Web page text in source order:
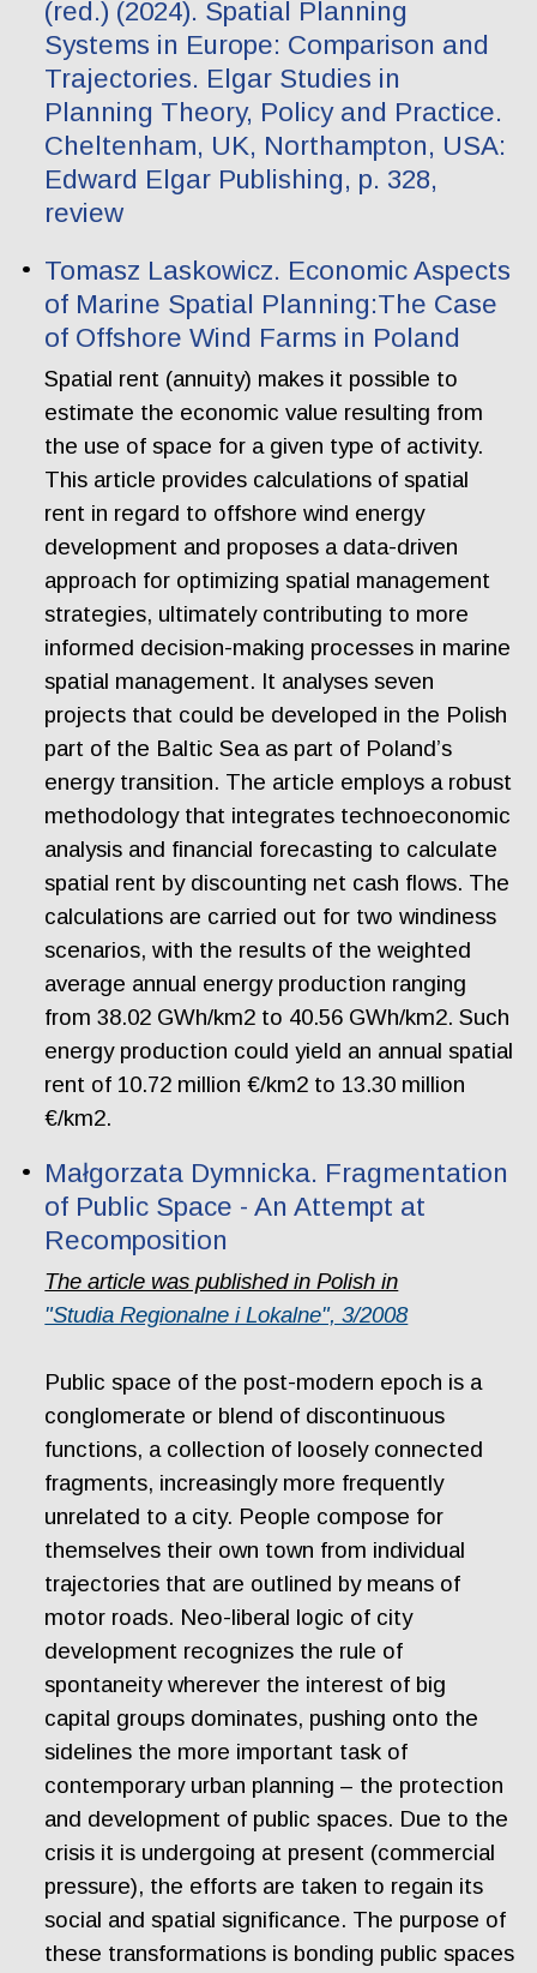
(red.) (2024). Spatial Planning
Systems in Europe: Comparison and
Trajectories. Elgar Studies in
Planning Theory, Policy and Practice.
Cheltenham, UK, Northampton, USA:
Edward Elgar Publishing, p. 328,
review
Tomasz Laskowicz. Economic Aspects
of Marine Spatial Planning:The Case
of Offshore Wind Farms in Poland
Spatial rent (annuity) makes it possible to
estimate the economic value resulting from
the use of space for a given type of activity.
This article provides calculations of spatial
rent in regard to offshore wind energy
development and proposes a data-driven
approach for optimizing spatial management
strategies, ultimately contributing to more
informed decision-making processes in marine
spatial management. It analyses seven
projects that could be developed in the Polish
part of the Baltic Sea as part of Poland’s
energy transition. The article employs a robust
methodology that integrates technoeconomic
analysis and financial forecasting to calculate
spatial rent by discounting net cash flows. The
calculations are carried out for two windiness
scenarios, with the results of the weighted
average annual energy production ranging
from 38.02 GWh/km2 to 40.56 GWh/km2. Such
energy production could yield an annual spatial
rent of 10.72 million €/km2 to 13.30 million
€/km2.
Małgorzata Dymnicka. Fragmentation
of Public Space - An Attempt at
Recomposition
The article was published in Polish in
"Studia Regionalne i Lokalne", 3/2008
Public space of the post-modern epoch is a
conglomerate or blend of discontinuous
functions, a collection of loosely connected
fragments, increasingly more frequently
unrelated to a city. People compose for
themselves their own town from individual
trajectories that are outlined by means of
motor roads. Neo-liberal logic of city
development recognizes the rule of
spontaneity wherever the interest of big
capital groups dominates, pushing onto the
sidelines the more important task of
contemporary urban planning – the protection
and development of public spaces. Due to the
crisis it is undergoing at present (commercial
pressure), the efforts are taken to regain its
social and spatial significance. The purpose of
these transformations is bonding public spaces